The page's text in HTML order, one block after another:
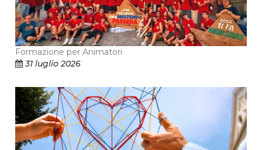
Formazione per Animatori
31 luglio 2026